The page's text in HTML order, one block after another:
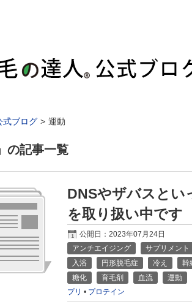
式ブログ 運動
」の記事一覧
DNSやザバスとい
を取り扱い中です
公開日：2023年07月24日
アンチエイジング
サプリメント
入浴
円形脱毛症 冷え 幹
糖化
育毛剤 血流 運動
プリ • プロテイン